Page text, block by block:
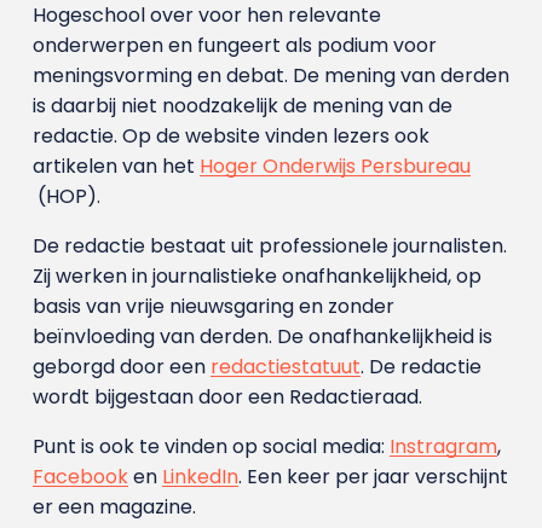
Hogeschool over voor hen relevante
onderwerpen en fungeert als podium voor
meningsvorming en debat. De mening van derden
is daarbij niet noodzakelijk de mening van de
redactie. Op de website vinden lezers ook
artikelen van het Hoger Onderwijs Persbureau
(HOP).
De redactie bestaat uit professionele journalisten.
Zij werken in journalistieke onafhankelijkheid, op
basis van vrije nieuwsgaring en zonder
beïnvloeding van derden. De onafhankelijkheid is
geborgd door een redactiestatuut. De redactie
wordt bijgestaan door een Redactieraad.
Punt is ook te vinden op social media: Instragram,
Facebooken LinkedIn. Een keer per jaar verschijnt
er een magazine.